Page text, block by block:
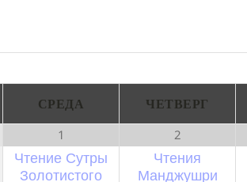
СРЕДА ЧЕТВЕРГ
1
Чтение Сутры
Золотистого
2
Чтения
Манджушри